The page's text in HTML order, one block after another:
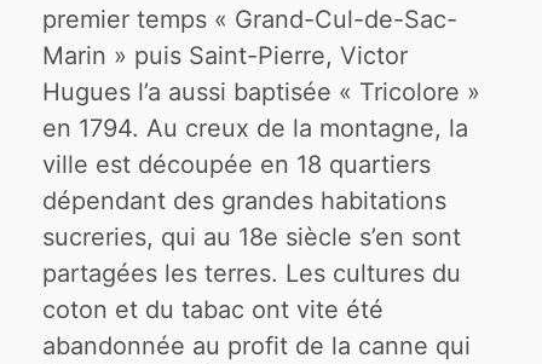
premier temps « Grand-Cul-de-Sac-
Marin » puis Saint-Pierre, Victor
Hugues l’a aussi baptisée « Tricolore »
en 1794. Au creux de la montagne, la
ville est découpée en 18 quartiers
dépendant des grandes habitations
sucreries, qui au 18e siècle s’en sont
partagées les terres. Les cultures du
coton et du tabac ont vite été
abandonnée au profit de la canne qui